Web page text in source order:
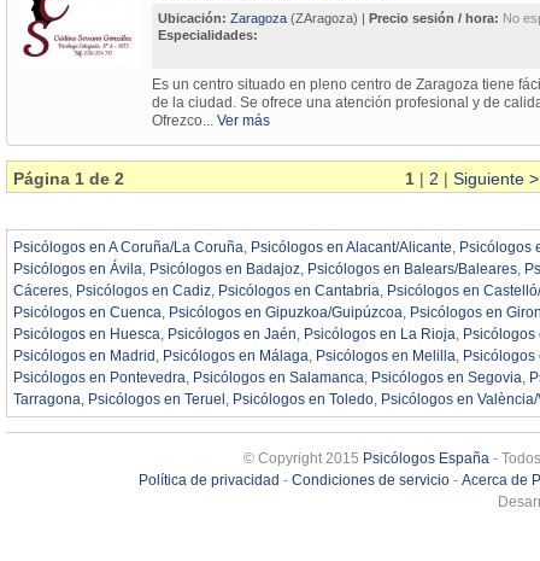
Ubicación: Zaragoza (ZAragoza) | Precio sesión / hora: No
Especialidades:
Es un centro situado en pleno centro de Zaragoza tiene
de la ciudad. Se ofrece una atención profesional y de
Ofrezco... Ver más
Página 1 de 2 1| 2 | Siguiente >
Psicólogos en A Coruña/La Coruña Psicólogos en Alacant/Alicante
Psicólogos
Psicólogos en Ávila
Psicólogos en Badajoz Psicólogos en Balears/Baleares
Cáceres
Psicólogos en Cadiz Psicólogos en Cantabria
Psicólogos en
Psicólogos en Cuenca
Psicólogos en Gipuzkoa/Guipúzcoa
Psicólogos en
Psicólogos en Huesca
Psicólogos en Jaén Psicólogos en La Rioja
Psicólogos
Psicólogos en Madrid
Psicólogos en Málaga Psicólogos en Melilla
Psicólogos
Psicólogos en Pontevedra
Psicólogos en Salamanca Psicólogos en Segovia
Tarragona
Psicólogos en Teruel Psicólogos en Toledo Psicólogos en
© Copyright 2015 Psicólogos España -
Política de privacidad - Condiciones de servicio- Acerca de